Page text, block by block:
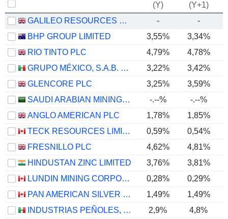
(Y)
(Y+1)
GALILEO RESOURCES PLC -
-
BHP GROUP LIMITED
3,55% 3,34%
RIO TINTO PLC
4,79%
4,78%
GRUPO MÉXICO, S.A.B. DE C.V.
3,22% 3,42%
GLENCORE PLC
3,25% 3,59%
SAUDI ARABIAN MINING COMPANY (MAADEN)
-.--% -.--%
ANGLO AMERICAN PLC
1,78% 1,85%
TECK RESOURCES LIMITED
0,59% 0,54%
FRESNILLO PLC
4,62% 4,81%
HINDUSTAN ZINC LIMITED
3,76% 3,81%
LUNDIN MINING CORPORATION
0,28% 0,29%
PAN AMERICAN SILVER CORP.
1,49% 1,49%
INDUSTRIAS PEÑOLES, S.A.B. DE C.V.
2,9%
4,8%